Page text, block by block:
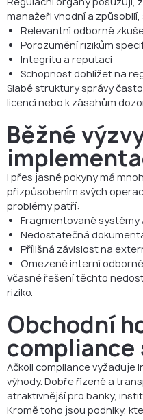
manažeři vhodní a způsobilí,
Relevantní odborné
Porozumění rizikům
Integritu a reputaci
Schopnost dohlížet na
Slabé struktury správy
licencí nebo k zásahům
Běžné
I přes jasné pokyny má
přizpůsobením svých
problémy patří:
Fragmentované systémy
Nedostatečná
Přílišná závislost na
Omezené interní
Včasné řešení těchto
riziko.
Obchodní
compliance
Ačkoli compliance vyžaduje
výhody. Dobře řízené a
atraktivnější pro banky,
Kromě toho jsou podniky,